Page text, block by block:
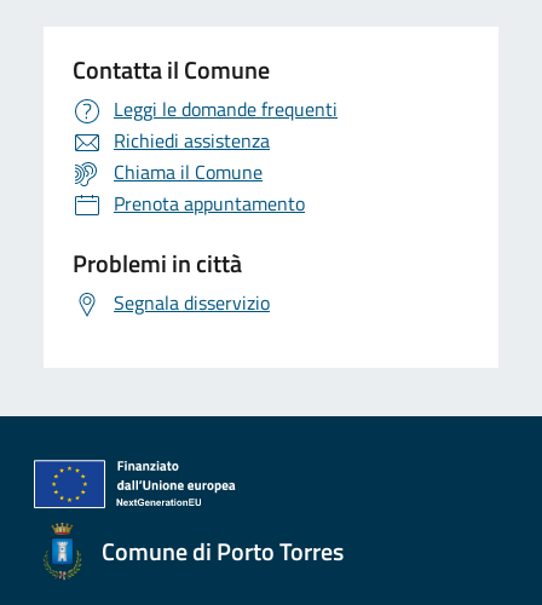
Contatta il Comune
Leggi le domande frequenti
Richiedi assistenza
Chiama il Comune
Prenota appuntamento
Problemi in città
Segnala disservizio
Comune di Porto Torres